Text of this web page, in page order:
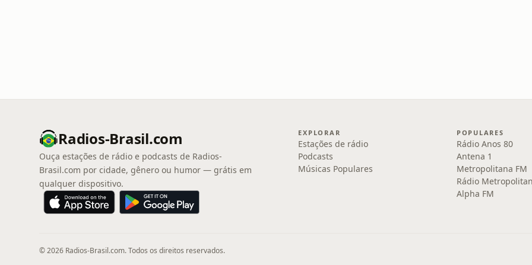
Radios-Brasil.com
Ouça estações de rádio e podcasts de Radios-
Brasil.com por cidade, gênero ou humor — grátis em
qualquer dispositivo.
EXPLORAR
Estações de rádio
Podcasts
Músicas Populares
POPULARES
Rádio Anos 80
Antena 1
Metropolitana FM
Rádio
Alpha FM
© 2026 Radios-Brasil.com. Todos os direitos reservados.